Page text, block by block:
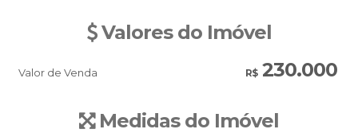
Valores do Imóvel
R$230.000
Valor de Venda
Medidas do Imóvel